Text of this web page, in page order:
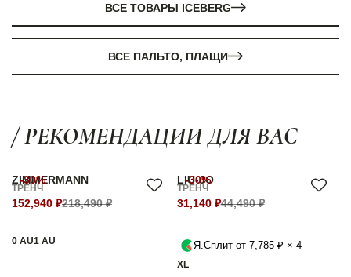
ВСЕ ТОВАРЫ ICEBERG
ВСЕ ПАЛЬТО, ПЛАЩИ
/ РЕКОМЕНДАЦИИ ДЛЯ ВАС
-30%
ZIMMERMANN
ТРЕНЧ
152,940 ₽218,490 ₽
0 AU1 AU
-30%
LIU-JO
ТРЕНЧ
31,140 ₽44,490 ₽
Я.Сплит от 7,785 ₽ × 4
XL